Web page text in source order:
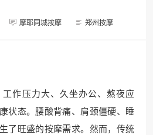
摩耶同城按摩 郑州按摩
作压力大、久坐办公、熬夜应
状态。腰酸背痛、肩颈僵硬、睡
了旺盛的按摩需求。然而，传统